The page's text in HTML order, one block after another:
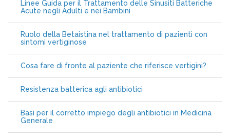
Linee Guida per il Trattamento delle Sinusiti Batteriche
Acute negli Adulti e nei Bambini
Ruolo della Betaistina nel trattamento di pazienti con
sintomi vertiginose
Cosa fare di fronte al paziente che riferisce vertigini?
Resistenza batterica agli antibiotici
Basi per il corretto impiego degli antibiotici in Medicina
Generale